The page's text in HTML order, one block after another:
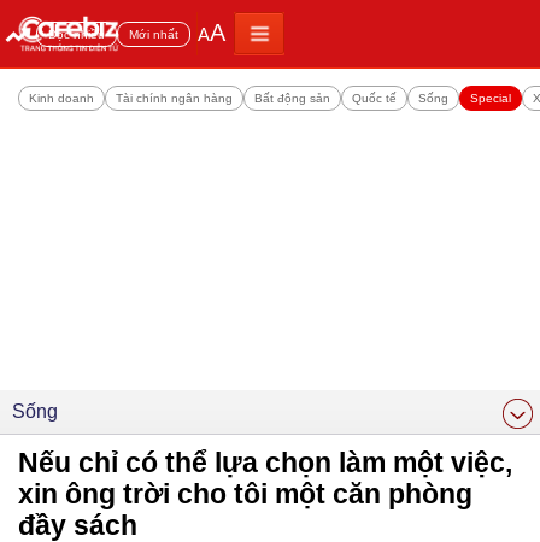
Đọc nhiều Mới nhất AA
Kinh doanh Tài chính ngân hàng Bất động sản Quốc tế Sống Special
Sống
Nếu chỉ có thể lựa chọn làm một việc,
xin ông trời cho tôi một căn phòng
đầy sách